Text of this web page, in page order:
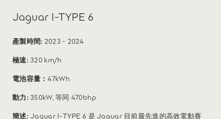
Jaguar I-TYPE 6
產製時間: 2023 - 2024
極速: 320 km/h
電池容量：47kWh
動力: 350kW, 等同 470bhp
簡述: Jaguar I-TYPE 6 是 Jaguar 目前最先進的高效電動賽